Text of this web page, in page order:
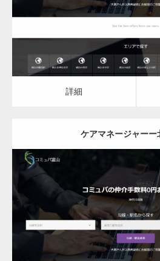
詳細 検索サイト
詳細
ケアマネージャーー
更新日：
ケアマネージャー ケア
詳細 検索サイト